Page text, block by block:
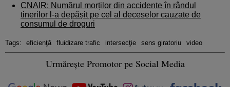
CNAIR: Numărul morților din accidente în rândul
tinerilor l-a depășit pe cel al deceselor cauzate de
consumul de droguri
Tags: eficienţă fluidizare trafic intersecţie sens giratoriu video
Urmărește Promotor pe Social Media